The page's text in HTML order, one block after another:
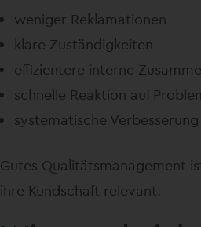
weniger Reklamationen
klare Zuständigkeiten
effizientere interne
schnelle Reaktion auf
systematische
Gutes Qualitätsmanagement
ihre Kundschaft relevant.